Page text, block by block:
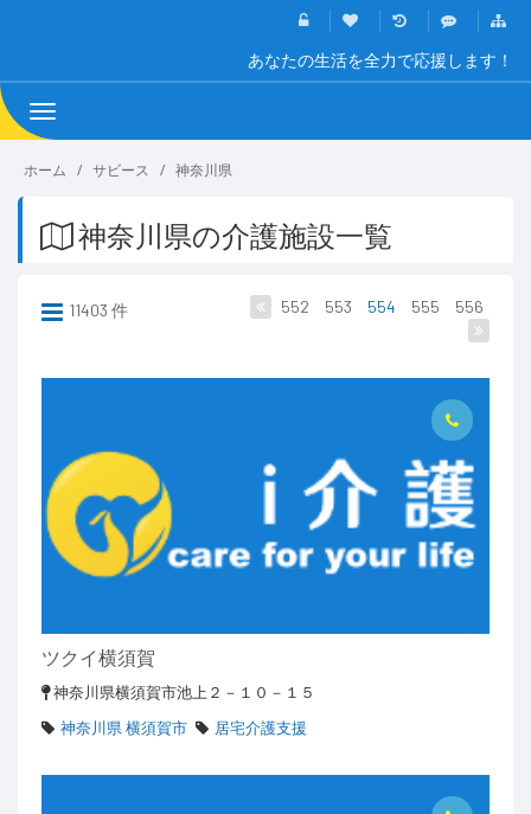
あなたの生活を全力で応援します！
Toggle
navigation
ホーム サビース 神奈川県
神奈川県の介護施設一覧
11403 件 552 553 554 555 556
ツクイ横須賀
神奈川県横須賀市池上２－１０－１５
神奈川県 横須賀市
居宅介護支援